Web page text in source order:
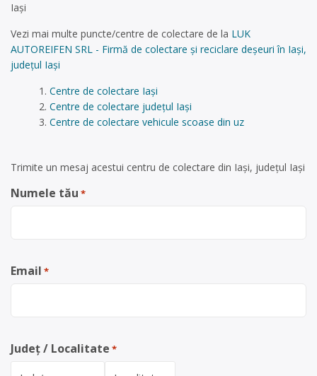
Iași
Vezi mai multe puncte/centre de colectare de la LUK
AUTOREIFEN SRL - Firmă de colectare și reciclare deșeuri în Iași,
județul Iași
Centre de colectare Iași
Centre de colectare județul Iași
Centre de colectare vehicule scoase din uz
Trimite un mesaj acestui centru de colectare din Iași, județul Iași
Numele tău *
Email *
Județ / Localitate *